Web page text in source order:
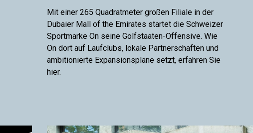
Mit einer 265 Quadratmeter großen Filiale in der
Dubaier Mall of the Emirates startet die Schweizer
Sportmarke On seine Golfstaaten-Offensive. Wie
On dort auf Laufclubs, lokale Partnerschaften und
ambitionierte Expansionspläne setzt, erfahren Sie
hier.